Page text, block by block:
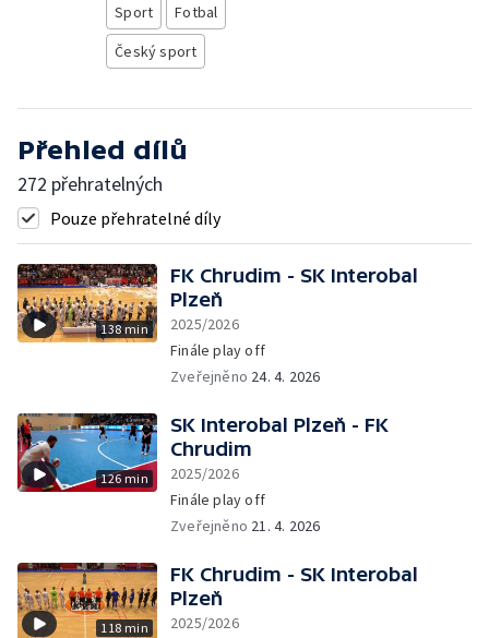
Sport
Fotbal
Český sport
Přehled dílů
272 přehratelných
Pouze přehratelné díly
138 min
FK Chrudim - SK Interobal
Plzeň
2025/2026
Finále play off
Zveřejněno 24. 4. 2026
126 min
SK Interobal Plzeň - FK
Chrudim
2025/2026
Finále play off
Zveřejněno 21. 4. 2026
118 min
FK Chrudim - SK Interobal
Plzeň
2025/2026